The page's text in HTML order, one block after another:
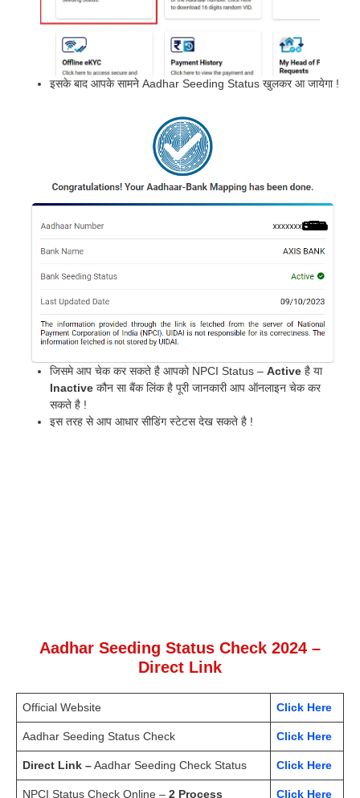
इसके बाद आपके सामने Aadhar Seeding Status खुलकर आ जायेगा !
जिसमे आप चेक कर सकते है आपको NPCI Status – Active है या
Inactive कौन सा बैंक लिंक है पूरी जानकारी आप ऑनलाइन चेक कर
सकते है !
इस तरह से आप आधार सीडिंग स्टेटस देख सकते है !
Aadhar Seeding Status Check 2024 –
Direct Link
Official Website Click Here
Aadhar Seeding Status Check Click Here
Direct Link –Aadhar Seeding Check Status Click Here
NPCI Status Check Online – 2 Process Click Here